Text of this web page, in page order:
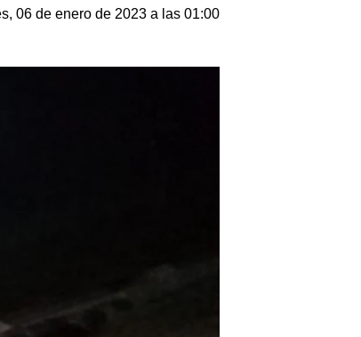
06 de enero de 2023 a las 01:00